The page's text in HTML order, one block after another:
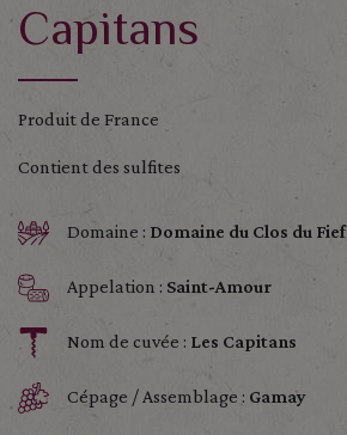
Capitans
Produit de France
Contient des sulfites
Domaine : Domaine du Clos du Fief
Appelation : Saint-Amour
Nom de cuvée : Les Capitans
Cépage / Assemblage : Gamay